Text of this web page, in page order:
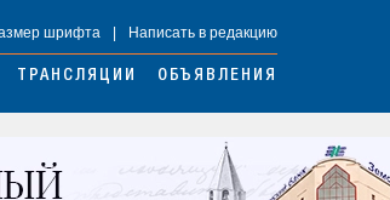
шрифта Написать в редакцию
ТРАНСЛЯЦИИ ОБЪЯВЛЕНИЯ